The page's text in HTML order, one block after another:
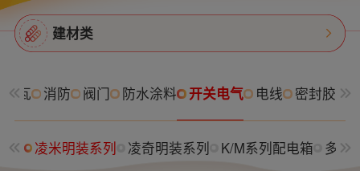
建材类
脂瓦 消防 阀门 防水涂料 开关电气 电线 密封胶
列 凌米明装系列 凌奇明装系列 K/M系列配电箱 多媒